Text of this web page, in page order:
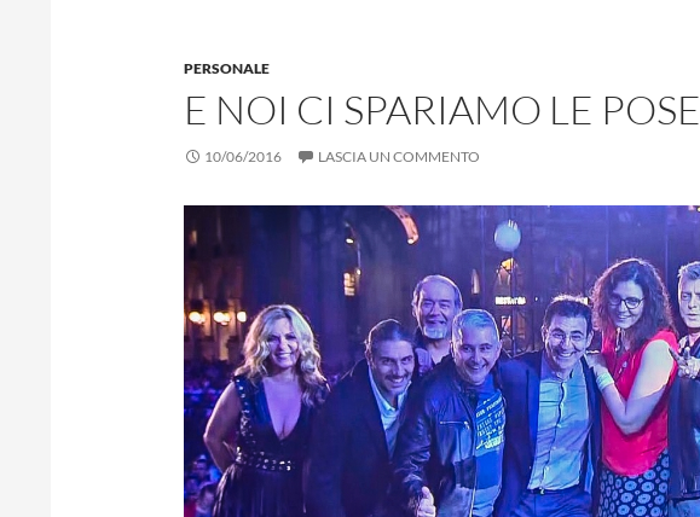
PERSONALE
E NOI CI SPARIAMO LE POSE
10/06/2016 LASCIA UN COMMENTO